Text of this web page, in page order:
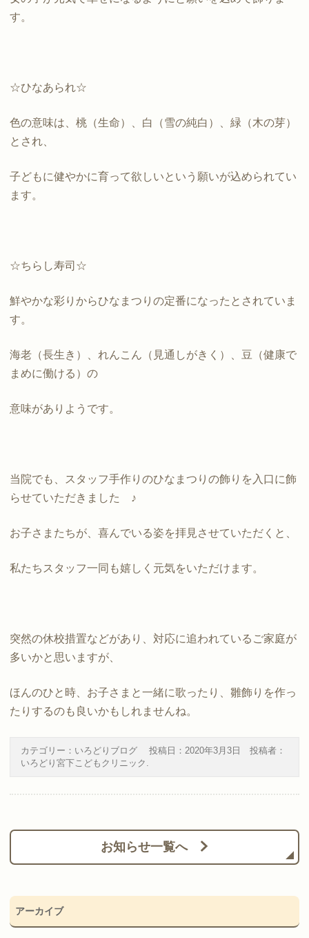
す。
☆ひなあられ☆
色の意味は、桃（生命）、白（雪の純白）、緑（木の芽）
とされ、
子どもに健やかに育って欲しいという願いが込められてい
ます。
☆ちらし寿司☆
鮮やかな彩りからひなまつりの定番になったとされていま
す。
海老（長生き）、れんこん（見通しがきく）、豆（健康で
まめに働ける）の
意味がありようです。
当院でも、スタッフ手作りのひなまつりの飾りを入口に飾
らせていただきました ♪
お子さまたちが、喜んでいる姿を拝見させていただくと、
私たちスタッフ一同も嬉しく元気をいただけます。
突然の休校措置などがあり、対応に追われているご家庭が
多いかと思いますが、
ほんのひと時、お子さまと一緒に歌ったり、雛飾りを作っ
たりするのも良いかもしれませんね。
カテゴリー： いろどりブログ 投稿日： 2020年3月3日
投稿者：
いろどり宮下こどもクリニック
お知らせ一覧へ
アーカイブ